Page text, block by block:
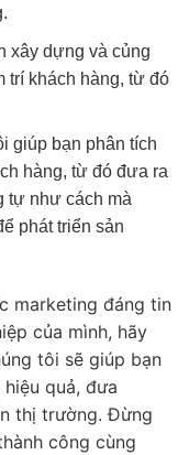
xây dựng và củng
trí khách hàng, từ đó
giúp bạn phân tích
hàng, từ đó đưa ra
tự như cách mà
phát triển sản
marketing đáng tin
của mình, hãy
tôi sẽ giúp bạn
quả, đưa
thị trường. Đừng
công cùng